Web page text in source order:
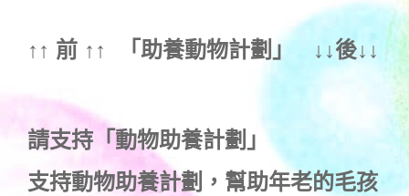
↑↑ 前 ↑↑ 「助養動物計劃 」 ↓↓後↓↓
請支持「動物助養計劃」
支持動物助養計劃，幫助年老的毛孩